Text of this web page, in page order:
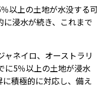
以上の土地が水没する
浸水が続き、これまで
ネイロ、オーストラリ
に5％以上の土地が浸水
積極的に対応し、備え